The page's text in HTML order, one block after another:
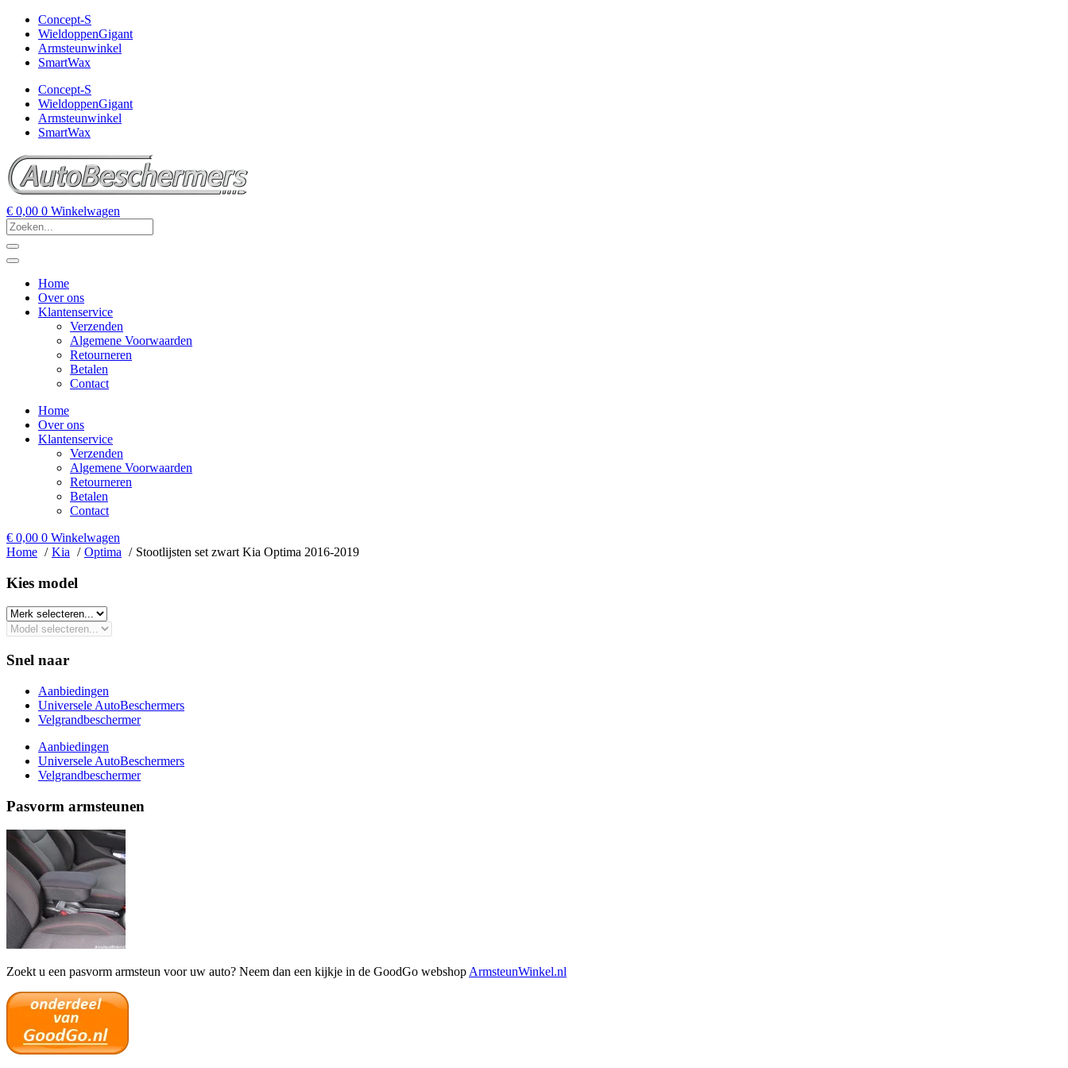
Concept-S
WieldoppenGigant
Armsteunwinkel
SmartWax
Concept-S
WieldoppenGigant
Armsteunwinkel
SmartWax
€ 0,00 0 Winkelwagen
Home
Over ons
Klantenservice
Verzenden
Algemene Voorwaarden
Retourneren
Betalen
Contact
Home
Over ons
Klantenservice
Verzenden
Algemene Voorwaarden
Retourneren
Betalen
Contact
€ 0,00 0 Winkelwagen
Home
Kia Optima Stootlijsten set zwart Kia Optima 2016-2019
Kies model​
Snel naar
Aanbiedingen
Universele AutoBeschermers
Velgrandbeschermer
Aanbiedingen
Universele AutoBeschermers
Velgrandbeschermer
Pasvorm armsteunen
Zoekt u een pasvorm armsteun voor uw auto? Neem dan een kijkje in de GoodGo webshop ArmsteunWinkel.nl